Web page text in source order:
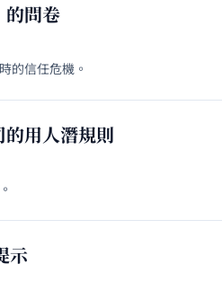
的問卷
的信任危機。
用人潛規則
示